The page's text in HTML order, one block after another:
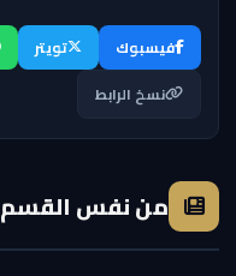
فيسبوك تويتر
نسخ الرابط
من نفس القسم